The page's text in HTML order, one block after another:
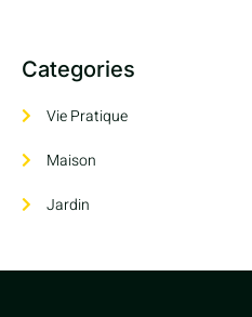
Categories
Vie Pratique
Maison
Jardin